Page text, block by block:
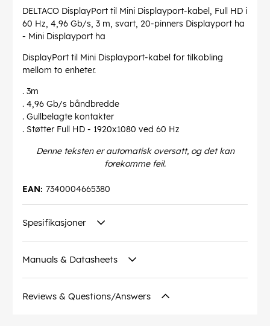
DELTACO DisplayPort til Mini Displayport-kabel, Full HD i
60 Hz, 4,96 Gb/s, 3 m, svart, 20-pinners Displayport ha
- Mini Displayport ha
DisplayPort til Mini Displayport-kabel for tilkobling
mellom to enheter.
. 3m
. 4,96 Gb/s båndbredde
. Gullbelagte kontakter
. Støtter Full HD - 1920x1080 ved 60 Hz
Denne teksten er automatisk oversatt, og det kan
forekomme feil.
7340004665380
EAN:
Spesifikasjoner
Manuals & Datasheets
Reviews & Questions/Answers